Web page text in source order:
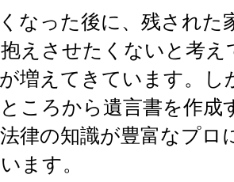
なった後に、残された
えさせたくないと考え
増えてきています。し
ころから遺言書を作成
律の知識が豊富なプロ
ます。